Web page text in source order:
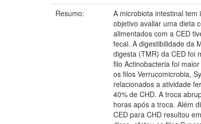
Resumo:
A microbiota intestinal
objetivo avaliar uma dieta
alimentados com a CED
fecal. A digestibilidade da
digesta (TMR) da CED foi
filo Actinobacteria foi
os filos Verrucomicrobia,
relacionados a atividade
40% de CHD. A troca
horas após a troca. Além
CED para CHD resultou